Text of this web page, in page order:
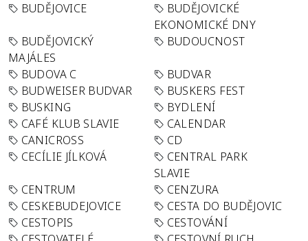
BUDĚJOVICE
BUDĚJOVICKÉ
EKONOMICKÉ DNY
BUDĚJOVICKÝ
MAJÁLES
BUDOUCNOST
BUDOVA C
BUDVAR
BUDWEISER BUDVAR
BUSKERS FEST
BUSKING
BYDLENÍ
CAFÉ KLUB SLAVIE
CALENDAR
CANICROSS
CD
CECÍLIE JÍLKOVÁ
CENTRAL PARK
SLAVIE
CENTRUM
CENZURA
CESKEBUDEJOVICE
CESTA DO BUDĚJOVIC
CESTOPIS
CESTOVÁNÍ